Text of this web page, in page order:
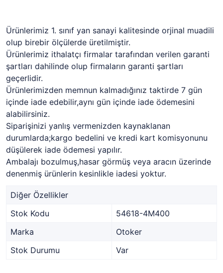
Ürünlerimiz 1. sınıf yan sanayi kalitesinde orjinal muadili
olup birebir ölçülerde üretilmiştir.
Ürünlerimiz ithalatçı firmalar tarafından verilen garanti
şartları dahilinde olup firmaların garanti şartları
geçerlidir.
Ürünlerimizden memnun kalmadığınız taktirde 7 gün
içinde iade edebilir,aynı gün içinde iade ödemesini
alabilirsiniz.
Siparişinizi yanlış vermenizden kaynaklanan
durumlarda;kargo bedelini ve kredi kart komisyonunu
düşülerek iade ödemesi yapılır.
Ambalajı bozulmuş,hasar görmüş veya aracın üzerinde
denenmiş ürünlerin kesinlikle iadesi yoktur.
Diğer Özellikler
Stok Kodu
54618-4M400
Marka
Otoker
Stok Durumu
Var